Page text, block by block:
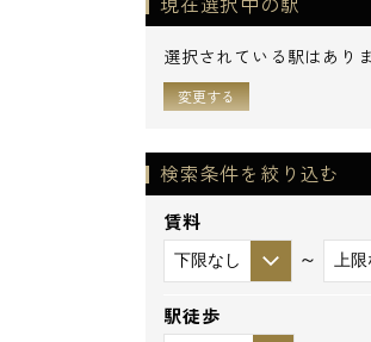
選択されている駅はあり
変更する
検索条件を絞り込む
賃料
～
駅徒歩